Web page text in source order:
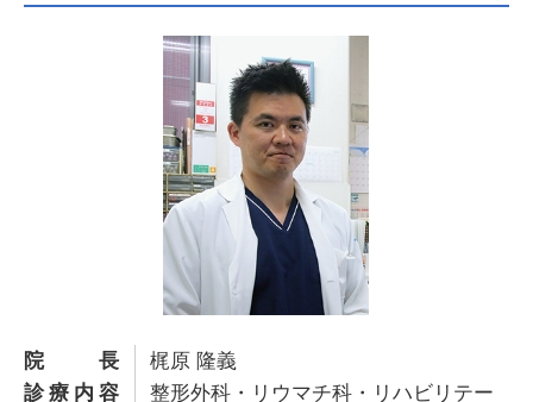
院長
梶原 隆義
診療内容
整形外科・リウマチ科・リハビリテー